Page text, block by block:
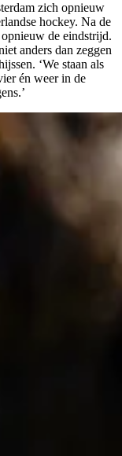
zich opnieuw
hockey. Na de
de eindstrijd.
anders dan zeggen
‘We staan als
én weer in de